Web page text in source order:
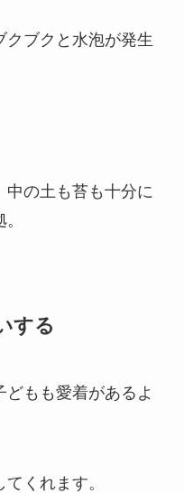
クブクと水泡が発生
中の土も苔も十分に
する
もも愛着があるよ
くれます。